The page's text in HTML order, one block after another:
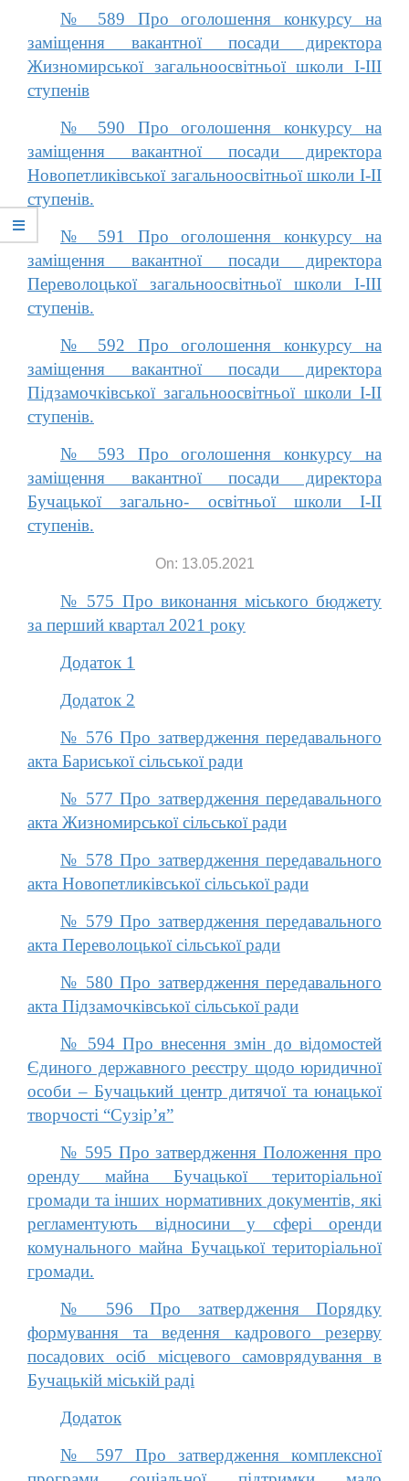
№ 589 Про оголошення конкурсу на
заміщення вакантної посади директора
Жизномирської загальноосвітньої школи І-ІІІ
ступенів
№ 590 Про оголошення конкурсу на
заміщення вакантної посади директора
Новопетликівської загальноосвітньої школи І-ІІ
ступенів.
№ 591 Про оголошення конкурсу на
заміщення вакантної посади директора
Переволоцької загальноосвітньої школи І-ІІІ
ступенів.
№ 592 Про оголошення конкурсу на
заміщення вакантної посади директора
Підзамочківської загальноосвітньої школи І-ІІ
ступенів.
№ 593 Про оголошення конкурсу на
заміщення вакантної посади директора
Бучацької загально- освітньої школи І-ІІ
ступенів.
On: 13.05.2021
№ 575 Про виконання міського бюджету
за перший квартал 2021 року
Додаток 1
Додаток 2
№ 576 Про затвердження передавального
акта Бариської сільської ради
№ 577 Про затвердження передавального
акта Жизномирської сільської ради
№ 578 Про затвердження передавального
акта Новопетликівської сільської ради
№ 579 Про затвердження передавального
акта Переволоцької сільської ради
№ 580 Про затвердження передавального
акта Підзамочківської сільської ради
№ 594 Про внесення змін до відомостей
Єдиного державного реєстру щодо юридичної
особи – Бучацький центр дитячої та юнацької
творчості “Сузір’я”
№ 595 Про затвердження Положення про
оренду майна Бучацької територіальної
громади та інших нормативних документів, які
регламентують відносини у сфері оренди
комунального майна Бучацької територіальної
громади.
№ 596 Про затвердження Порядку
формування та ведення кадрового резерву
посадових осіб місцевого самоврядування в
Бучацькій міській раді
Додаток
№ 597 Про затвердження комплексної